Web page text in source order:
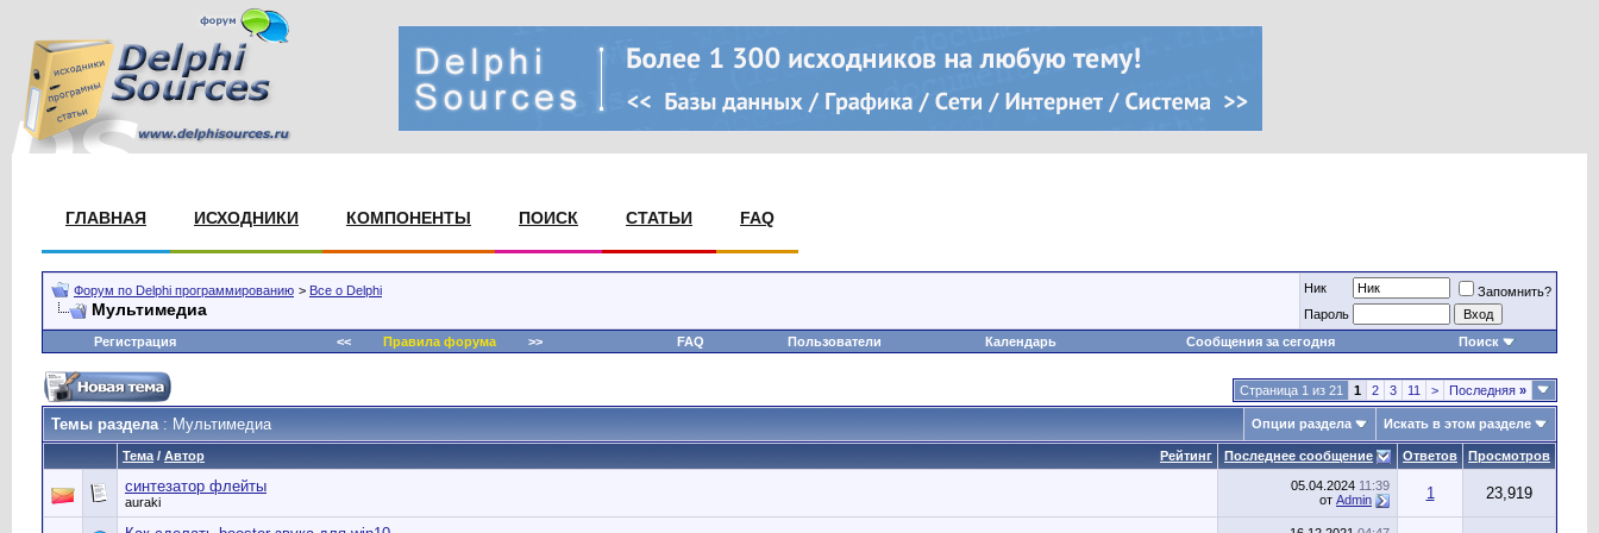
ГЛАВНАЯ ИСХОДНИКИ КОМПОНЕНТЫ ПОИСК СТАТЬИ FAQ
Форум по Delphi программированию > Все о Delphi
Мультимедиа
Ник
Запомнить?
Пароль
Регистрация
<< Правила форума>> FAQ Пользователи Календарь Сообщения за сегодня Поиск
Страница 1 из 21 1 2 3 11 > Последняя »
Темы раздела: Мультимедиа Опции раздела Искать в этом разделе
Рейтинг
Тема / Автор Последнее сообщение Ответов Просмотров
синтезатор флейты
auraki
05.04.2024 11:39
от Admin 1 23,919